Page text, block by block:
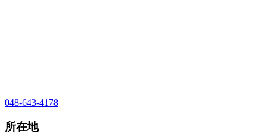
048-643-4178
所在地